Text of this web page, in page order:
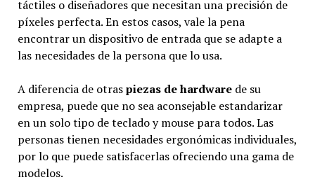
táctiles o diseñadores que necesitan una precisión de
píxeles perfecta. En estos casos, vale la pena
encontrar un dispositivo de entrada que se adapte a
las necesidades de la persona que lo usa.
A diferencia de otraspiezas de hardware de su
empresa, puede que no sea aconsejable estandarizar
en un solo tipo de teclado y mouse para todos. Las
personas tienen necesidades ergonómicas individuales,
por lo que puede satisfacerlas ofreciendo una gama de
modelos.